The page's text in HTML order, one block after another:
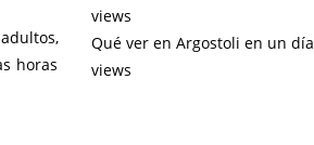
horas
views
Qué ver en Argostoli en un día
views